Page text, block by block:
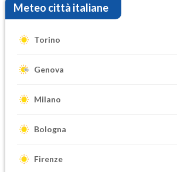
Meteo città italiane
Torino
Genova
Milano
Bologna
Firenze